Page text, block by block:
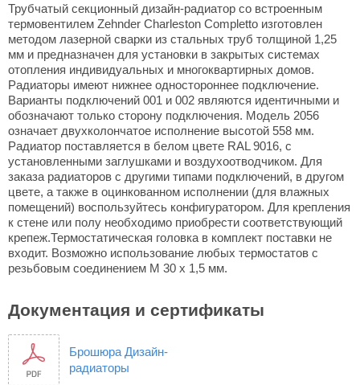
Трубчатый секционный дизайн-радиатор со встроенным
термовентилем Zehnder Charleston Completto изготовлен
методом лазерной сварки из стальных труб толщиной 1,25
мм и предназначен для установки в закрытых системах
отопления индивидуальных и многоквартирных домов.
Радиаторы имеют нижнее одностороннее подключение.
Варианты подключений 001 и 002 являются идентичными и
обозначают только сторону подключения. Модель 2056
означает двухколончатое исполнение высотой 558 мм.
Радиатор поставляется в белом цвете RAL 9016, с
установленными заглушками и воздухоотводчиком. Для
заказа радиаторов с другими типами подключений, в другом
цвете, а также в оцинкованном исполнении (для влажных
помещений) воспользуйтесь конфигуратором. Для крепления
к стене или полу необходимо приобрести соответствующий
крепеж.Термостатическая головка в комплект поставки не
входит. Возможно использование любых термостатов с
резьбовым соединением М 30 х 1,5 мм.
Документация и сертификаты
Брошюра Дизайн-
радиаторы